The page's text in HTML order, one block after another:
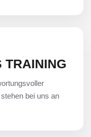
TRAINING
bei uns an